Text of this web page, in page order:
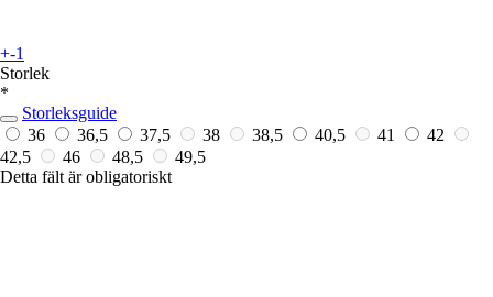
+-1
Storlek
*
Storleksguide
36
36,5 37,5 38 38,5 40,5 41
42
42,5
46 48,5
49,5
Detta fält är obligatoriskt